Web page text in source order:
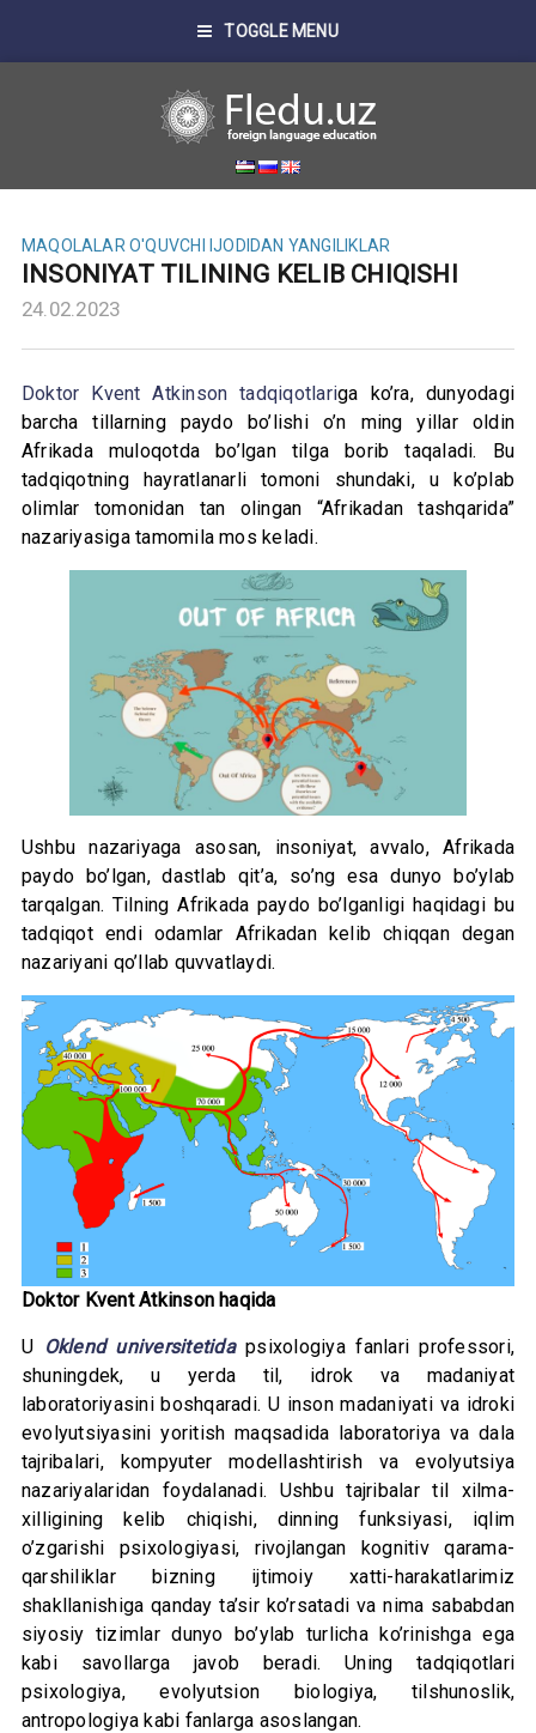
TOGGLE MENU
MAQOLALAR O'QUVCHI IJODIDAN YANGILIKLAR
INSONIYAT TILINING KELIB CHIQISHI
24.02.2023
Doktor Kvent Atkinson tadqiqotlariga ko’ra, dunyodagi
barcha tillarning paydo bo’lishi o’n ming yillar oldin
Afrikada muloqotda bo’lgan tilga borib taqaladi. Bu
tadqiqotning hayratlanarli tomoni shundaki, u ko’plab
olimlar tomonidan tan olingan “Afrikadan tashqarida”
nazariyasiga tamomila mos keladi.
Ushbu nazariyaga asosan, insoniyat, avvalo, Afrikada
paydo bo’lgan, dastlab qit’a, so’ng esa dunyo bo’ylab
tarqalgan. Tilning Afrikada paydo bo’lganligi haqidagi bu
tadqiqot endi odamlar Afrikadan kelib chiqqan degan
nazariyani qo’llab quvvatlaydi.
Doktor Kvent Atkinson haqida
U Oklend universitetidapsixologiya fanlari professori,
shuningdek, u yerda til, idrok va madaniyat
laboratoriyasini boshqaradi. U inson madaniyati va idroki
evolyutsiyasini yoritish maqsadida laboratoriya va dala
tajribalari, kompyuter modellashtirish va evolyutsiya
nazariyalaridan foydalanadi. Ushbu tajribalar til xilma-
xilligining kelib chiqishi, dinning funksiyasi, iqlim
o’zgarishi psixologiyasi, rivojlangan kognitiv qarama-
qarshiliklar bizning ijtimoiy xatti-harakatlarimiz
shakllanishiga qanday ta’sir ko’rsatadi va nima sababdan
siyosiy tizimlar dunyo bo’ylab turlicha ko’rinishga ega
kabi savollarga javob beradi. Uning tadqiqotlari
psixologiya, evolyutsion biologiya, tilshunoslik,
antropologiya kabi fanlarga asoslangan.